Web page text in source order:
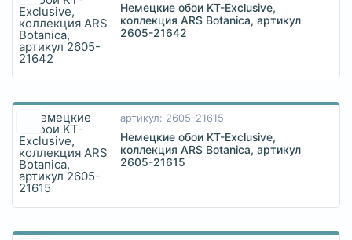
Немецкие обои KT-Exclusive,
коллекция ARS Botanica, артикул
2605-21642
артикул: 2605-21615
Немецкие обои KT-Exclusive,
коллекция ARS Botanica, артикул
2605-21615